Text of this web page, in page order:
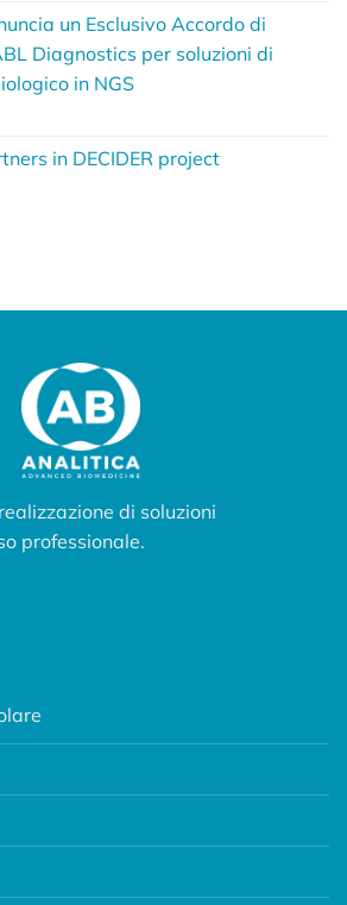
un Esclusivo Accordo di
Diagnostics per soluzioni di
in NGS
in DECIDER project
di soluzioni
professionale.